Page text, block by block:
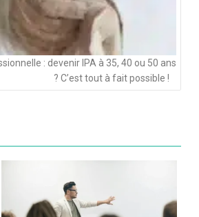
: devenir IPA à 35, 40 ou 50 ans
? C’est tout à fait possible !